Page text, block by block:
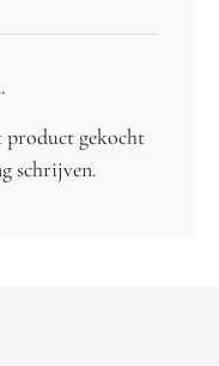
product gekocht
schrijven.